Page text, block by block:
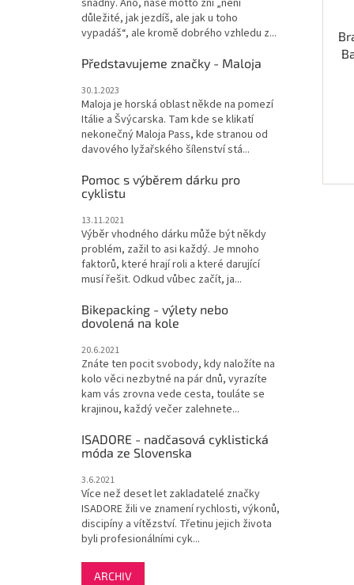
důležité, jak jezdíš, ale jak u toho
vypadáš“, ale kromě dobrého vzhledu z...
Představujeme značky - Maloja
30.1.2023
Maloja je horská oblast někde na pomezí
Itálie a Švýcarska. Tam kde se klikatí
nekonečný Maloja Pass, kde stranou od
davového lyžařského šílenství stá...
Pomoc s výběrem dárku pro
cyklistu
13.11.2021
Výběr vhodného dárku může být někdy
problém, zažil to asi každý. Je mnoho
faktorů, které hrají roli a které darující
musí řešit. Odkud vůbec začít, ja...
Bikepacking - výlety nebo
dovolená na kole
20.6.2021
Znáte ten pocit svobody, kdy naložíte na
kolo věci nezbytné na pár dnů, vyrazíte
kam vás zrovna vede cesta, touláte se
krajinou, každý večer zalehnete...
ISADORE - nadčasová cyklistická
móda ze Slovenska
3.6.2021
Více než deset let zakladatelé značky
ISADORE žili ve znamení rychlosti, výkonů,
discipíny a vítězství. Třetinu jejich života
byli profesionálními cyk...
ARCHIV